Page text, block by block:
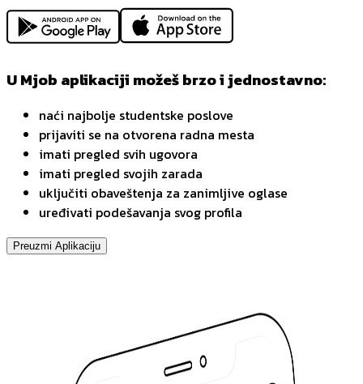
U Mjob aplikaciji možeš brzo i jednostavno:
naći najbolje studentske poslove
prijaviti se na otvorena radna mesta
imati pregled svih ugovora
imati pregled svojih zarada
uključiti obaveštenja za zanimljive oglase
uređivati podešavanja svog profila
Preuzmi Aplikaciju